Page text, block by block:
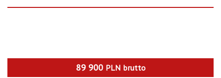
89 900 PLN brutto